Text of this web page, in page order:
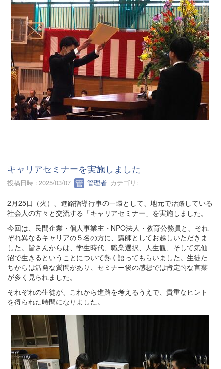
キャリアセミナーを実施しました
投稿日時 : 2025/03/07 管理者 カテゴリ:
2月25日（火）、進路指導行事の一環として、地元で活躍している
社会人の方々と交流する「キャリアセミナー」を実施しました。
今回は、民間企業・個人事業主・NPO法人・教育公務員と、それ
ぞれ異なるキャリアの５名の方に、講師としてお越しいただきま
した。皆さんからは、学生時代、職業選択、人生観、そして気仙
沼で生きるということについて熱く語ってもらいました。生徒た
ちからは活発な質問があり、セミナー後の感想では肯定的な言葉
が多く見られました。
それぞれの生徒が、これから進路を考えるうえで、貴重なヒント
を得られた時間になりました。